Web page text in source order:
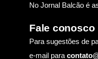
No Jornal Balcão é
Fale conosco
Para sugestões de
e-mail para